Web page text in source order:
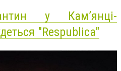
у Кам’янці-
"Respublica"